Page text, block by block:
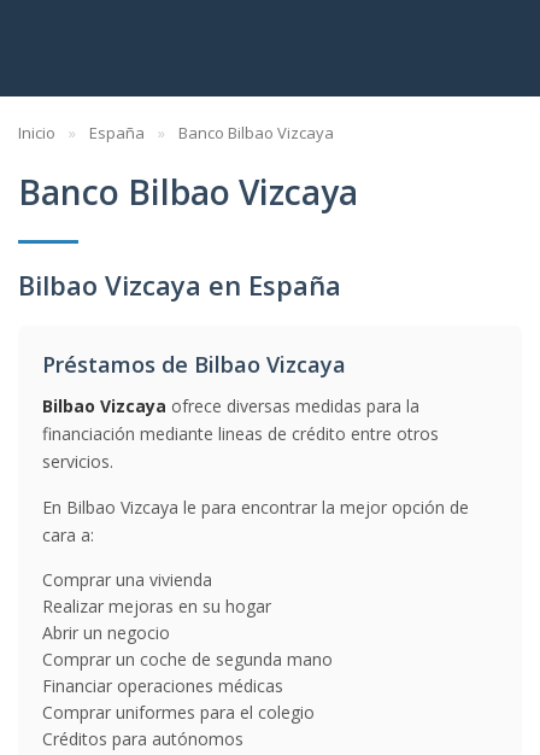
Inicio España Banco Bilbao Vizcaya
Banco Bilbao Vizcaya
Bilbao Vizcaya en España
Préstamos de Bilbao Vizcaya
Bilbao Vizcaya ofrece diversas medidas para la
financiación mediante lineas de crédito entre otros
servicios.
En Bilbao Vizcaya le para encontrar la mejor opción de
cara a:
Comprar una vivienda
Realizar mejoras en su hogar
Abrir un negocio
Comprar un coche de segunda mano
Financiar operaciones médicas
Comprar uniformes para el colegio
Créditos para autónomos